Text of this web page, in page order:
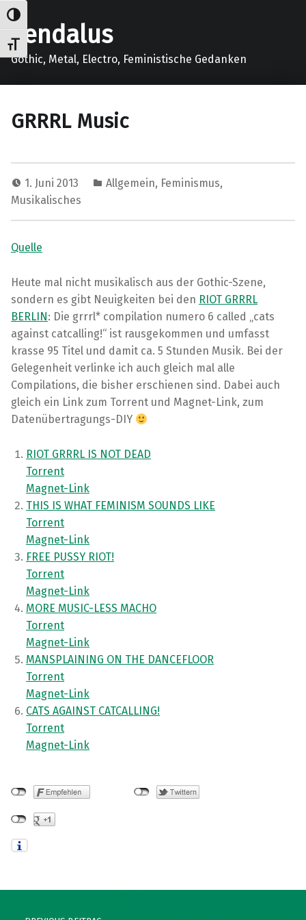
Umschalten auf hohe Kontraste
Schrift vergrößern
gendalus
Gothic, Metal, Electro, Feministische Gedanken
GRRRL Music
1. Juni 2013 Allgemein, Feminismus,
Musikalisches
Quelle
Heute mal nicht musikalisch aus der Gothic-Szene,
sondern es gibt Neuigkeiten bei den RIOT GRRRL
BERLIN: Die grrrl* compilation numero 6 called „cats
against catcalling!“ ist rausgekommen und umfasst
krasse 95 Titel und damit ca. 5 Stunden Musik. Bei der
Gelegenheit verlinke ich auch gleich mal alle
Compilations, die bisher erschienen sind. Dabei auch
gleich ein Link zum Torrent und Magnet-Link, zum
Datenübertragungs-DIY
RIOT GRRRL IS NOT DEAD
Torrent
Magnet-Link
THIS IS WHAT FEMINISM SOUNDS LIKE
Torrent
Magnet-Link
FREE PUSSY RIOT!
Torrent
Magnet-Link
MORE MUSIC-LESS MACHO
Torrent
Magnet-Link
MANSPLAINING ON THE DANCEFLOOR
Torrent
Magnet-Link
CATS AGAINST CATCALLING!
Torrent
Magnet-Link
Post navigation